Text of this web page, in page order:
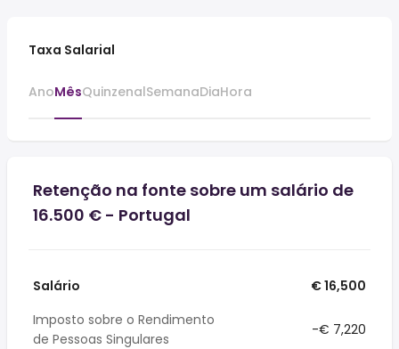
Taxa Salarial
AnoMêsQuinzenalSemanaDiaHora
Retenção na fonte sobre um salário de
16.500 € - Portugal
Salário
€ 16,500
Imposto sobre o Rendimento
de Pessoas Singulares
-€ 7,220